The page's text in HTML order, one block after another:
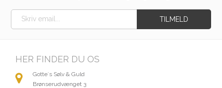
HER FINDER DU OS
Gotte´s Sølv & Guld
Brønserudvænget 3